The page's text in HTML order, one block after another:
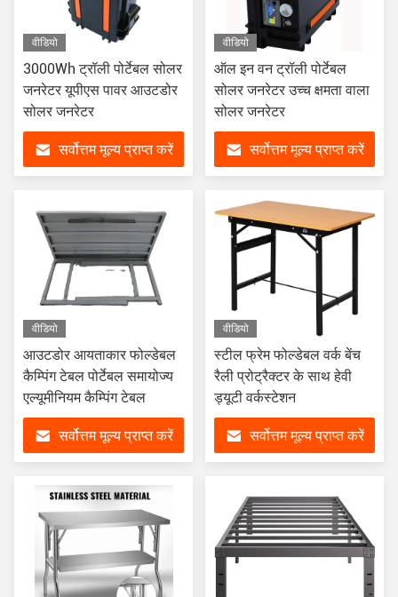
वीडियो
3000Wh ट्रॉली पोर्टेबल सोलर
जनरेटर यूपीएस पावर आउटडोर
सोलर जनरेटर
सर्वोत्तम मूल्य प्राप्त करें
वीडियो
ऑल इन वन ट्रॉली पोर्टेबल
सोलर जनरेटर उच्च क्षमता वाला
सोलर जनरेटर
सर्वोत्तम मूल्य प्राप्त करें
वीडियो
आउटडोर आयताकार फोल्डेबल
कैम्पिंग टेबल पोर्टेबल समायोज्य
एल्यूमीनियम कैम्पिंग टेबल
सर्वोत्तम मूल्य प्राप्त करें
वीडियो
स्टील फ्रेम फोल्डेबल वर्क बेंच
रैली प्रोट्रैक्टर के साथ हेवी
ड्यूटी वर्कस्टेशन
सर्वोत्तम मूल्य प्राप्त करें